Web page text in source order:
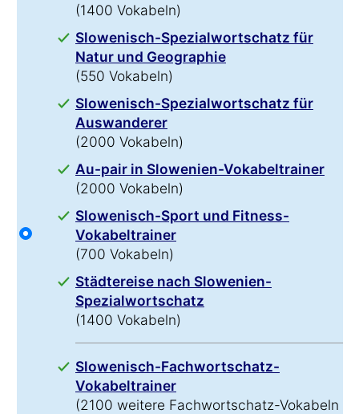
(1400 Vokabeln)
Slowenisch-Spezialwortschatz für
Natur und Geographie
(550 Vokabeln)
Slowenisch-Spezialwortschatz für
Auswanderer
(2000 Vokabeln)
Au-pair in Slowenien-Vokabeltrainer
(2000 Vokabeln)
Slowenisch-Sport und Fitness-
Vokabeltrainer
(700 Vokabeln)
Städtereise nach Slowenien-
Spezialwortschatz
(1400 Vokabeln)
Slowenisch-Fachwortschatz-
Vokabeltrainer
(2100 weitere Fachwortschatz-Vokabeln